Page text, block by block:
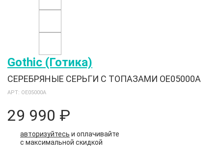
Gothic (Готика)
СЕРЕБРЯНЫЕ СЕРЬГИ С ТОПАЗАМИ OE05000A
АРТ: OE05000A
29 990 ₽
авторизуйтесь и оплачивайте
с максимальной скидкой